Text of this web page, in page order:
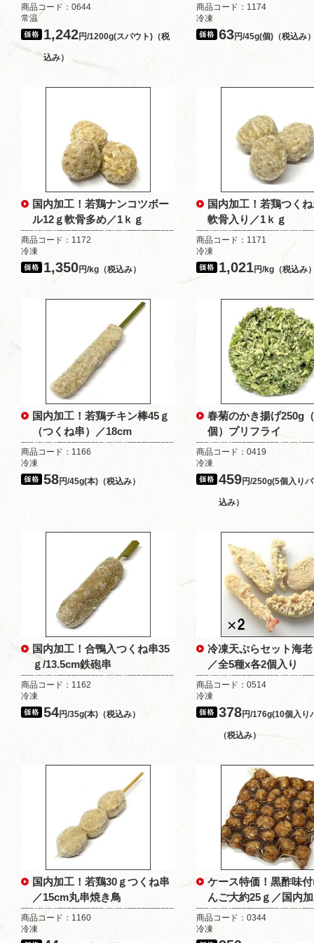
商品コード：0644
常温
1,242円/1200g(スパウト)（税
込み）
商品コード：1174
冷凍
63円/45g(個)（税込み
国内加工！若鶏ナンコツボー
ル12ｇ軟骨多め／1ｋｇ
商品コード：1172
冷凍
1,350円/kg（税込み）
国内加工！若鶏つく
軟骨入り／1ｋｇ
商品コード：1171
冷凍
1,021円/kg（税込み
国内加工！若鶏チキン棒45ｇ
（つくね串）／18cm
商品コード：1166
冷凍
58円/45g(本)（税込み）
春菊のかき揚げ250g
個）プリフライ
商品コード：0419
冷凍
459円/250g(5個入り
込み）
国内加工！合鴨入つくね串35
ｇ/13.5cm鉄砲串
商品コード：1162
冷凍
54円/35g(本)（税込み）
冷凍天ぷらセット海
／全5種x各2個入り
商品コード：0514
冷凍
378円/176g(10個入り
（税込み）
国内加工！若鶏30ｇつくね串
／15cm丸串焼き鳥
商品コード：1160
冷凍
ケース特価！黒酢味
んご大約25ｇ／国内
商品コード：0344
冷凍